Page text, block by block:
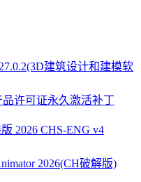
建筑设计和建模软
品许可证永久激活补丁
2026 CHS-ENG v4
2026(CH破解版)